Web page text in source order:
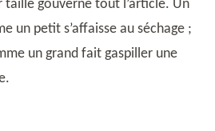
taille gouverne tout l’article. Un
un petit s’affaisse au séchage ;
un grand fait gaspiller une